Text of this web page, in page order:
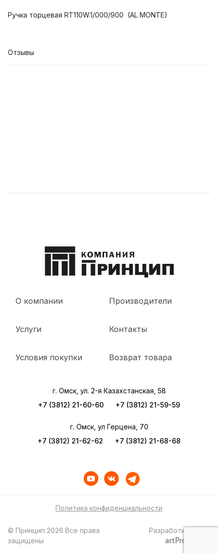
Ручка торцевая RT110W.1/000/900 (AL MONTE)
Отзывы
О компании
Услуги
Условия покупки
Производители
Контакты
Возврат товара
г. Омск, ул. 2-я Казахстанская, 58
+7 (3812) 21-60-60
+7 (3812) 21-59-59
г. Омск, ул Герцена, 70
+7 (3812) 21-62-62
+7 (3812) 21-68-68
Политика конфиденциальности
© Принцип 2026 Все права
защищены
Разработка сайта